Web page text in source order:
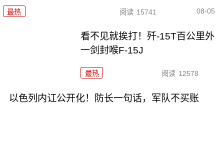
最热 阅读 15741 08-05
看不见就挨打！歼-15T百公里外
一剑封喉F-15J
最热 阅读 12578
以色列内讧公开化！防长一句话，军队不买账